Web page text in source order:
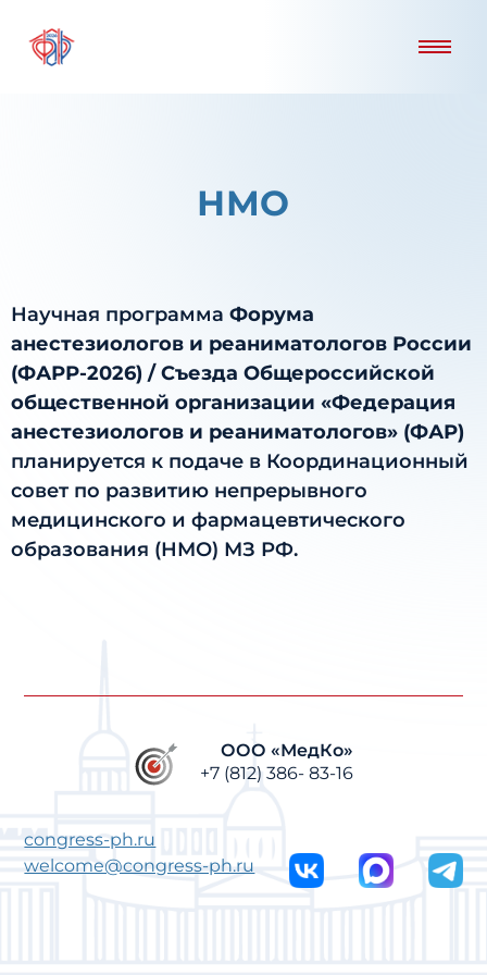
НМО
Научная программа Форума
анестезиологов и реаниматологов России
(ФАРР-2026) / Cъезда Общероссийской
общественной организации «Федерация
анестезиологов и реаниматологов» (ФАР)
планируется к подаче в Координационный
совет по развитию непрерывного
медицинского и фармацевтического
образования (НМО) МЗ РФ.
ООО «МедКо»
+7 (812) 386- 83-16
welcome@congress-ph.ru
congress-ph.ru